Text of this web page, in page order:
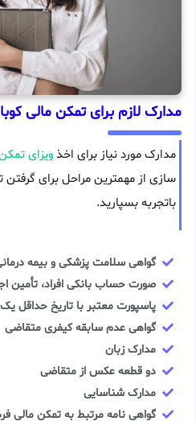
مدارک لازم برای تمکن مالی کوبا
مدارک مورد نیاز برای اخذویزای
سازی از مهمترین مراحل برای گرفتن
باتجربه بسپارید.
گواهی سلامت پزشکی و بیمه
صورت حساب بانکی افراد، تأمین
پاسپورت معتبر با تاریخ حداقل
گواهی عدم سابقه کیفری متقاضی
مدارک زبان
دو قطعه عکس از متقاضی
مدارک شناسایی
گواهی نامه مرتبط به تمکن مالی